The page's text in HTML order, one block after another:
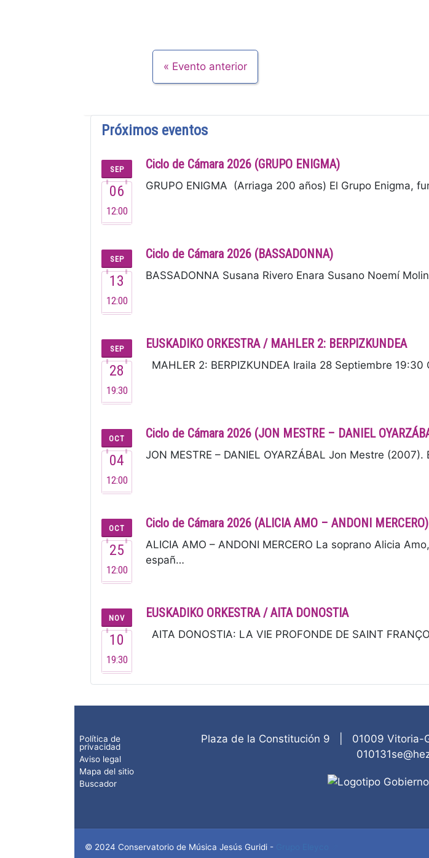
Evento anterior
Próximos eventos
SEP
06
12:00
Ciclo de Cámara 2026 (GRUPO ENIGMA)
GRUPO ENIGMA (Arriaga 200 años) El Grupo Enigma,
SEP
13
12:00
Ciclo de Cámara 2026 (BASSADONNA)
BASSADONNA Susana Rivero Enara Susano Noemí
SEP
28
19:30
EUSKADIKO ORKESTRA / MAHLER 2: BERPIZKUNDEA
MAHLER 2: BERPIZKUNDEA Iraila 28 Septiembre
OCT
04
12:00
Ciclo de Cámara 2026 (JON MESTRE – DANIEL
JON MESTRE – DANIEL OYARZÁBAL Jon Mestre
OCT
25
12:00
Ciclo de Cámara 2026 (ALICIA AMO – ANDONI MERCERO)
ALICIA AMO – ANDONI MERCERO La soprano Alicia
españ…
NOV
10
19:30
EUSKADIKO ORKESTRA / AITA DONOSTIA
AITA DONOSTIA: LA VIE PROFONDE DE SAINT
Política de
privacidad
Aviso legal
Mapa del sitio
Buscador
Plaza de la Constitución 9 01009 Vitoria-
© 2024 Conservatorio de Música Jesús Guridi-